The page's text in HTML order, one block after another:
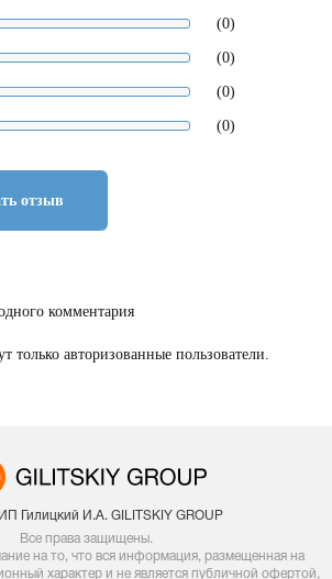
(0)
(0)
(0)
(0)
отзыв
комментария
только авторизованные пользователи.
Гилицкий И.А. GILITSKIY GROUP
Все права защищены.
на то, что вся информация, размещенная на
характер и не является публичной офертой,